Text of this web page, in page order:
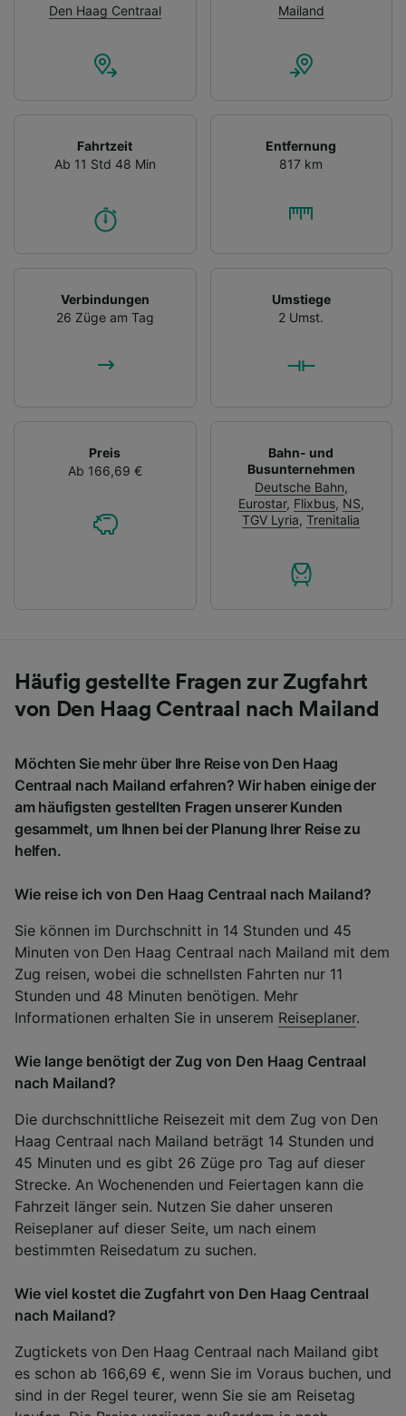
Den Haag Centraal
Mailand
Fahrtzeit
Ab 11 Std 48 Min
Entfernung
817 km
Verbindungen
26 Züge am Tag
Umstiege
2 Umst.
Preis
Ab 166,69 €
Bahn- und
Busunternehmen
Deutsche Bahn,
Eurostar, Flixbus, NS,
TGV Lyria,Trenitalia
Häufig gestellte Fragen zur Zugfahrt
von Den Haag Centraal nach Mailand
Möchten Sie mehr über Ihre Reise von Den Haag
Centraal nach Mailand erfahren? Wir haben einige der
am häufigsten gestellten Fragen unserer Kunden
gesammelt, um Ihnen bei der Planung Ihrer Reise zu
helfen.
Wie reise ich von Den Haag Centraal nach Mailand?
Sie können im Durchschnitt in 14 Stunden und 45
Minuten von Den Haag Centraal nach Mailand mit dem
Zug reisen, wobei die schnellsten Fahrten nur 11
Stunden und 48 Minuten benötigen. Mehr
Informationen erhalten Sie in unserem Reiseplaner.
Wie lange benötigt der Zug von Den Haag Centraal
nach Mailand?
Die durchschnittliche Reisezeit mit dem Zug von Den
Haag Centraal nach Mailand beträgt 14 Stunden und
45 Minuten und es gibt 26 Züge pro Tag auf dieser
Strecke. An Wochenenden und Feiertagen kann die
Fahrzeit länger sein. Nutzen Sie daher unseren
Reiseplaner auf dieser Seite, um nach einem
bestimmten Reisedatum zu suchen.
Wie viel kostet die Zugfahrt von Den Haag Centraal
nach Mailand?
Zugtickets von Den Haag Centraal nach Mailand gibt
es schon ab 166,69 €, wenn Sie im Voraus buchen, und
sind in der Regel teurer, wenn Sie sie am Reisetag